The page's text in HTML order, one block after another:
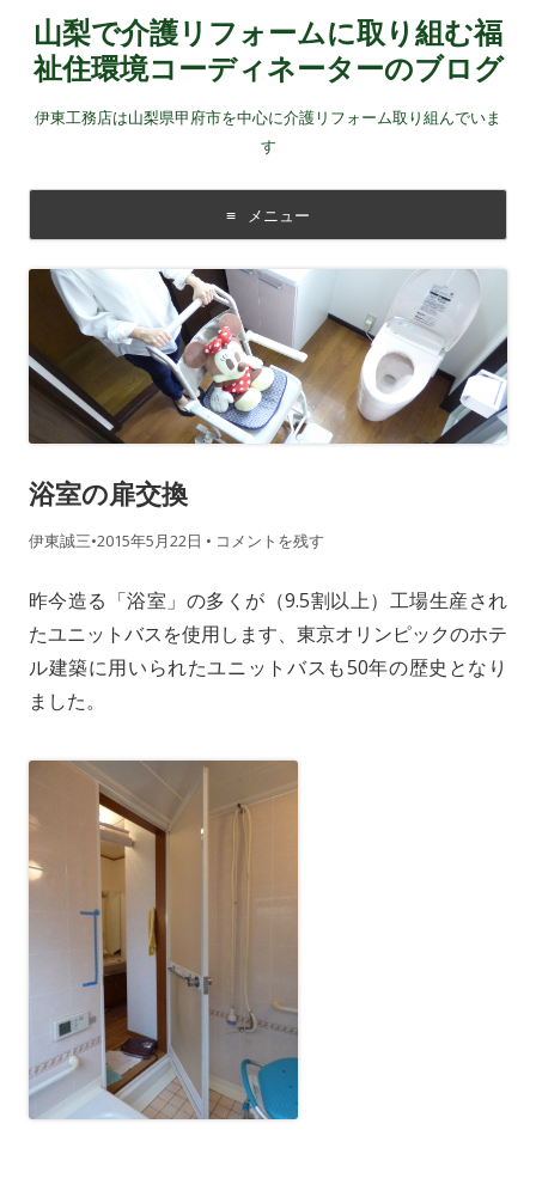
山梨で介護リフォームに取り組む福
祉住環境コーディネーターのブログ
伊東工務店は山梨県甲府市を中心に介護リフォーム取り組んでいま
す
メニュー
コンテンツに移動する
浴室の扉交換
伊東誠三•2015年5月22日 • コメントを残す
昨今造る「浴室」の多くが（9.5割以上）工場生産され
たユニットバスを使用します、東京オリンピックのホテ
ル建築に用いられたユニットバスも50年の歴史となり
ました。